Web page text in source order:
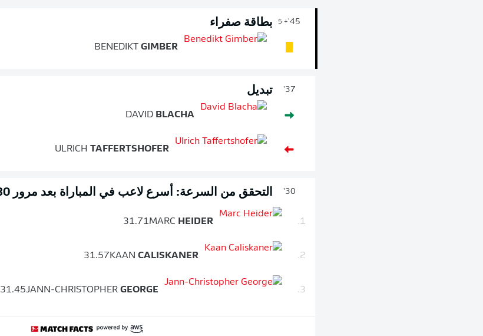
45'
+ 5 بطاقة صفراء
BENEDIKT GIMBER
37' تبديل
DAVID BLACHA
ULRICH TAFFERTSHOFER
30' التحقق من السرعة: أسرع لاعب في المباراة بعد مرور 30 دقيقة
1.
MARC HEIDER
31.71
2.
KAAN CALISKANER
31.57
3.
JANN-CHRISTOPHER GEORGE
31.45